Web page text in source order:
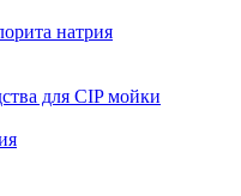
натрия
для CIP мойки